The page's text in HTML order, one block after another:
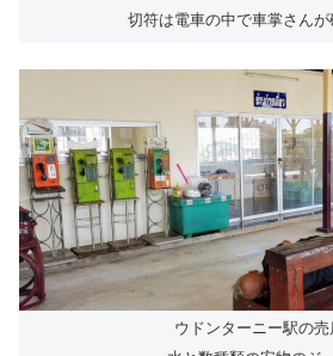
切符は電車の中で車掌さんが
ウドンターニー駅の売